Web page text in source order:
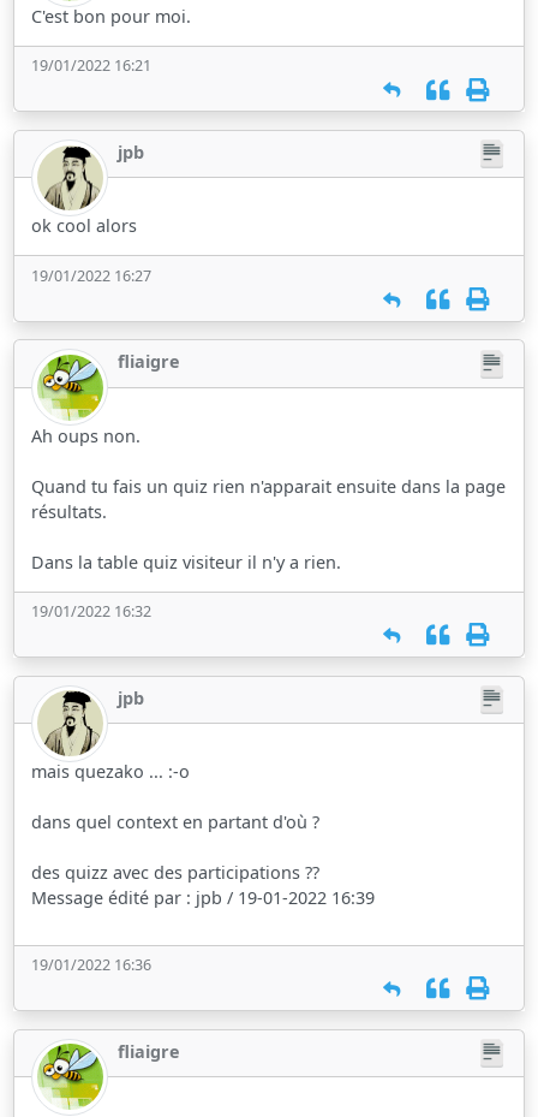
C'est bon pour moi.
19/01/2022 16:21
jpb
ok cool alors
19/01/2022 16:27
fliaigre
Ah oups non.
Quand tu fais un quiz rien n'apparait ensuite dans la page
résultats.
Dans la table quiz visiteur il n'y a rien.
19/01/2022 16:32
jpb
mais quezako ... :-o
dans quel context en partant d'où ?
des quizz avec des participations ??
Message édité par : jpb / 19-01-2022 16:39
19/01/2022 16:36
fliaigre